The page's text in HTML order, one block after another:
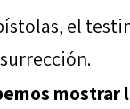
el
mostrar